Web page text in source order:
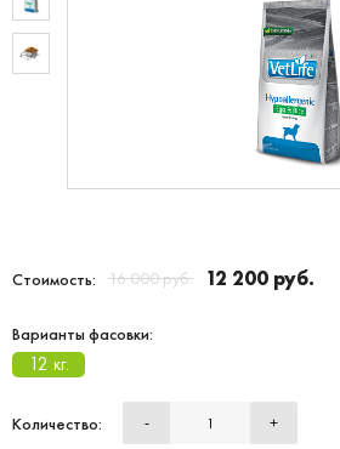
Стоимость: 16 000 руб. 12 200 руб.
Варианты фасовки:
12 кг.
Количество: - +